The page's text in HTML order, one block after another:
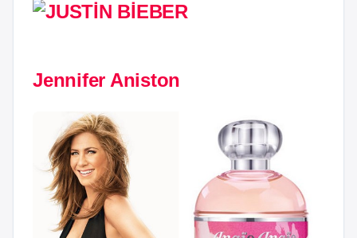
Jennifer Aniston